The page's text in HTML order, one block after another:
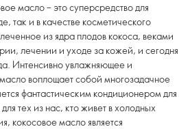
масло – это суперсредство для
так и в качестве косметического
из ядра плодов кокоса, веками
лечении и уходе за кожей, и сегодня
Интенсивно увлажняющее и
воплощает собой многозадачное
фантастическим кондиционером для
тех из нас, кто живет в холодных
кокосовое масло является